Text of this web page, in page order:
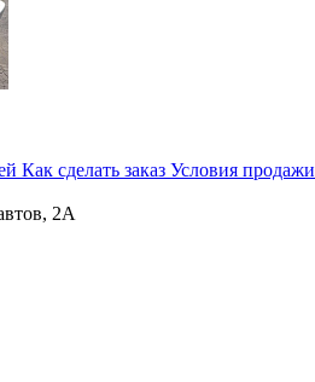
Как сделать заказ Условия продажи
2А